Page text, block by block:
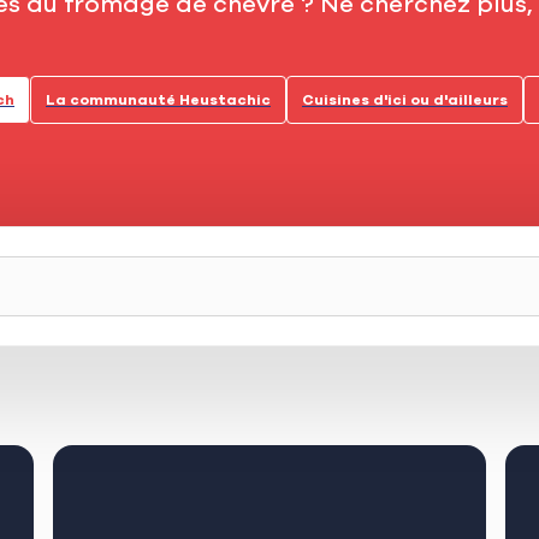
La communauté Heustachic Cuisines d'ici ou d'ailleurs